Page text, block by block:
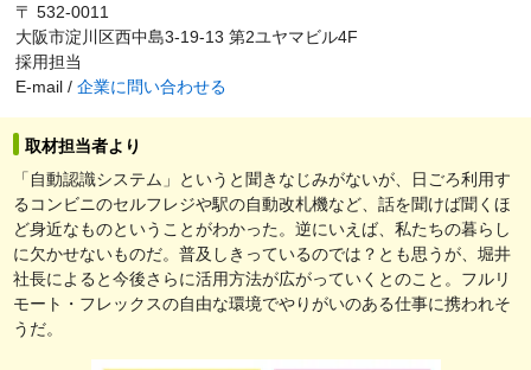
〒 532-0011
大阪市淀川区西中島3-19-13 第2ユヤマビル4F
採用担当
E-mail / 企業に問い合わせる
取材担当者より
「自動認識システム」というと聞きなじみがないが、日ごろ利用す
るコンビニのセルフレジや駅の自動改札機など、話を聞けば聞くほ
ど身近なものということがわかった。逆にいえば、私たちの暮らし
に欠かせないものだ。普及しきっているのでは？とも思うが、堀井
社長によると今後さらに活用方法が広がっていくとのこと。フルリ
モート・フレックスの自由な環境でやりがいのある仕事に携われそ
うだ。